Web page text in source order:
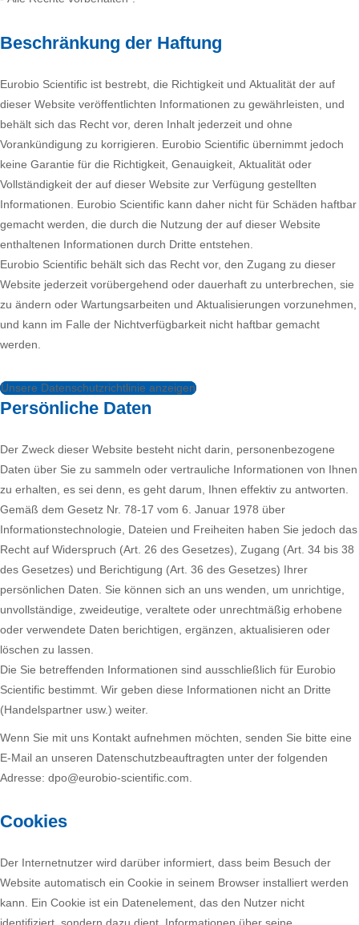
Beschränkung der Haftung
Eurobio Scientific ist bestrebt, die Richtigkeit und Aktualität der auf
dieser Website veröffentlichten Informationen zu gewährleisten, und
behält sich das Recht vor, deren Inhalt jederzeit und ohne
Vorankündigung zu korrigieren. Eurobio Scientific übernimmt jedoch
keine Garantie für die Richtigkeit, Genauigkeit, Aktualität oder
Vollständigkeit der auf dieser Website zur Verfügung gestellten
Informationen. Eurobio Scientific kann daher nicht für Schäden haftbar
gemacht werden, die durch die Nutzung der auf dieser Website
enthaltenen Informationen durch Dritte entstehen.
Eurobio Scientific behält sich das Recht vor, den Zugang zu dieser
Website jederzeit vorübergehend oder dauerhaft zu unterbrechen, sie
zu ändern oder Wartungsarbeiten und Aktualisierungen vorzunehmen,
und kann im Falle der Nichtverfügbarkeit nicht haftbar gemacht
werden.
Unsere Datenschutzrichtlinie anzeigen
Persönliche Daten
Der Zweck dieser Website besteht nicht darin, personenbezogene
Daten über Sie zu sammeln oder vertrauliche Informationen von Ihnen
zu erhalten, es sei denn, es geht darum, Ihnen effektiv zu antworten.
Gemäß dem Gesetz Nr. 78-17 vom 6. Januar 1978 über
Informationstechnologie, Dateien und Freiheiten haben Sie jedoch das
Recht auf Widerspruch (Art. 26 des Gesetzes), Zugang (Art. 34 bis 38
des Gesetzes) und Berichtigung (Art. 36 des Gesetzes) Ihrer
persönlichen Daten. Sie können sich an uns wenden, um unrichtige,
unvollständige, zweideutige, veraltete oder unrechtmäßig erhobene
oder verwendete Daten berichtigen, ergänzen, aktualisieren oder
löschen zu lassen.
Die Sie betreffenden Informationen sind ausschließlich für Eurobio
Scientific bestimmt. Wir geben diese Informationen nicht an Dritte
(Handelspartner usw.) weiter.
Wenn Sie mit uns Kontakt aufnehmen möchten, senden Sie bitte eine
E-Mail an unseren Datenschutzbeauftragten unter der folgenden
Adresse: dpo@eurobio-scientific.com.
Cookies
Der Internetnutzer wird darüber informiert, dass beim Besuch der
Website automatisch ein Cookie in seinem Browser installiert werden
kann. Ein Cookie ist ein Datenelement, das den Nutzer nicht